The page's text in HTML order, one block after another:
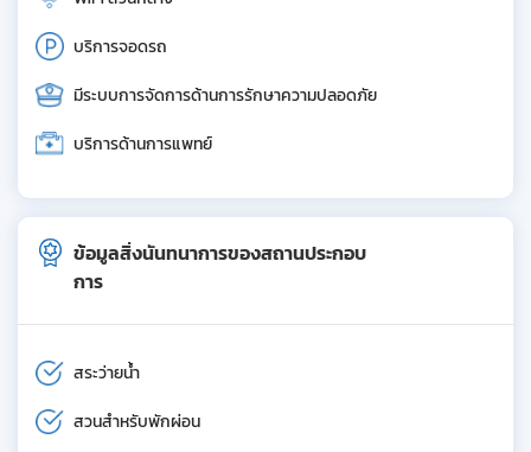
บริการจอดรถ
มีระบบการจัดการด้านการรักษาความปลอดภัย
บริการด้านการแพทย์
ข้อมูลสิ่งนันทนาการของสถานประกอบ
การ
สระว่ายน้ำ
สวนสำหรับพักผ่อน